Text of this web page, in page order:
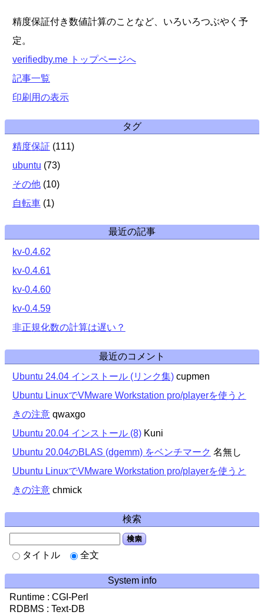
精度保証付き数値計算のことなど、いろいろつぶやく予
定。
verifiedby.me トップページへ
記事一覧
印刷用の表示
タグ
精度保証 (111)
ubuntu (73)
その他 (10)
自転車 (1)
最近の記事
kv-0.4.62
kv-0.4.61
kv-0.4.60
kv-0.4.59
非正規化数の計算は遅い？
最近のコメント
Ubuntu 24.04 インストール (リンク集) cupmen
Ubuntu LinuxでVMware Workstation pro/playerを使うと
きの注意 qwaxgo
Ubuntu 20.04 インストール (8) Kuni
Ubuntu 20.04のBLAS (dgemm) をベンチマーク 名無し
Ubuntu LinuxでVMware Workstation pro/playerを使うと
きの注意 chmick
検索
検索
タイトル 全文
System info
Runtime : CGI-Perl
RDBMS : Text-DB